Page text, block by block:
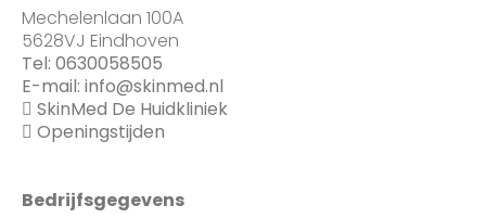
Mechelenlaan 100A
5628VJ Eindhoven
Tel: 0630058505
E-mail: info@skinmed.nl
SkinMed De Huidkliniek
Openingstijden
Bedrijfsgegevens